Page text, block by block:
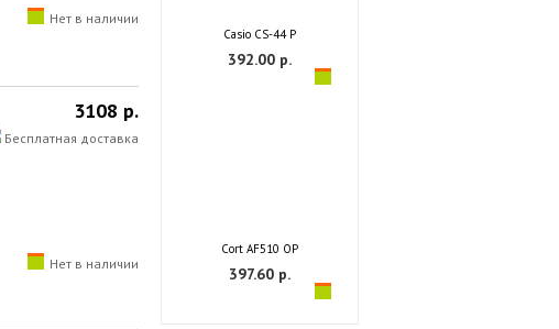
Нет в наличии
3108 р.
Бесплатная доставка
Нет в наличии
Casio CS-44 P
392.00 р.
Cort AF510 OP
397.60 р.